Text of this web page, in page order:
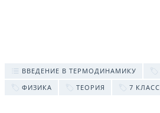
ВВЕДЕНИЕ В ТЕРМОДИНАМИКУ
ФИЗИКА
ТЕОРИЯ 7 КЛАСС